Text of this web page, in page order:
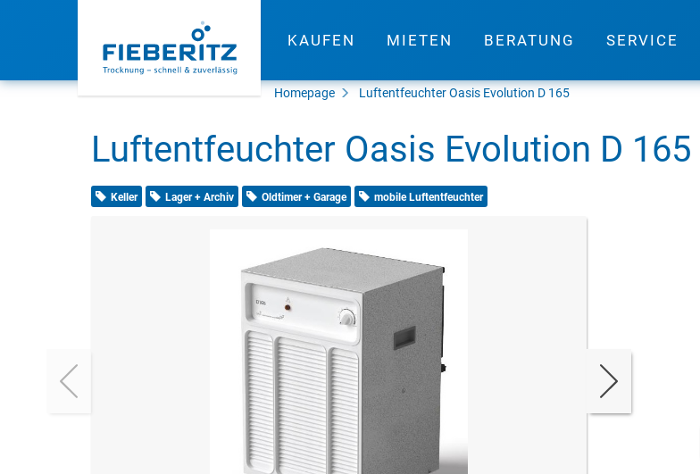
KAUFEN MIETEN BERATUNG SERVICE
Homepage Luftentfeuchter Oasis Evolution D 165
Luftentfeuchter Oasis Evolution D 165
Keller Lager + Archiv Oldtimer + Garage mobile Luftentfeuchter